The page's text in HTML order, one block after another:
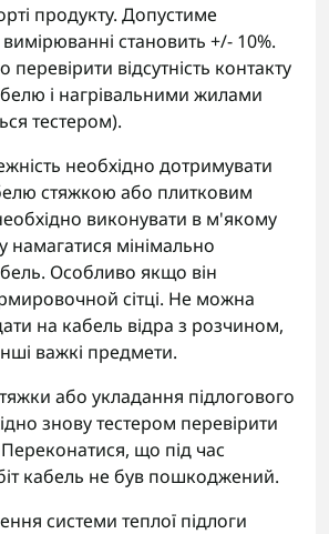
продукту. Допустиме
становить +/- 10%.
відсутність контакту
і нагрівальними жилами
тестером).
необхідно дотримувати
стяжкою або плитковим
виконувати в м'якому
намагатися мінімально
Особливо якщо він
сітці. Не можна
на кабель відра з розчином,
важкі предмети.
або укладання підлогового
знову тестером перевірити
що під час
кабель не був пошкоджений.
системи теплої підлоги